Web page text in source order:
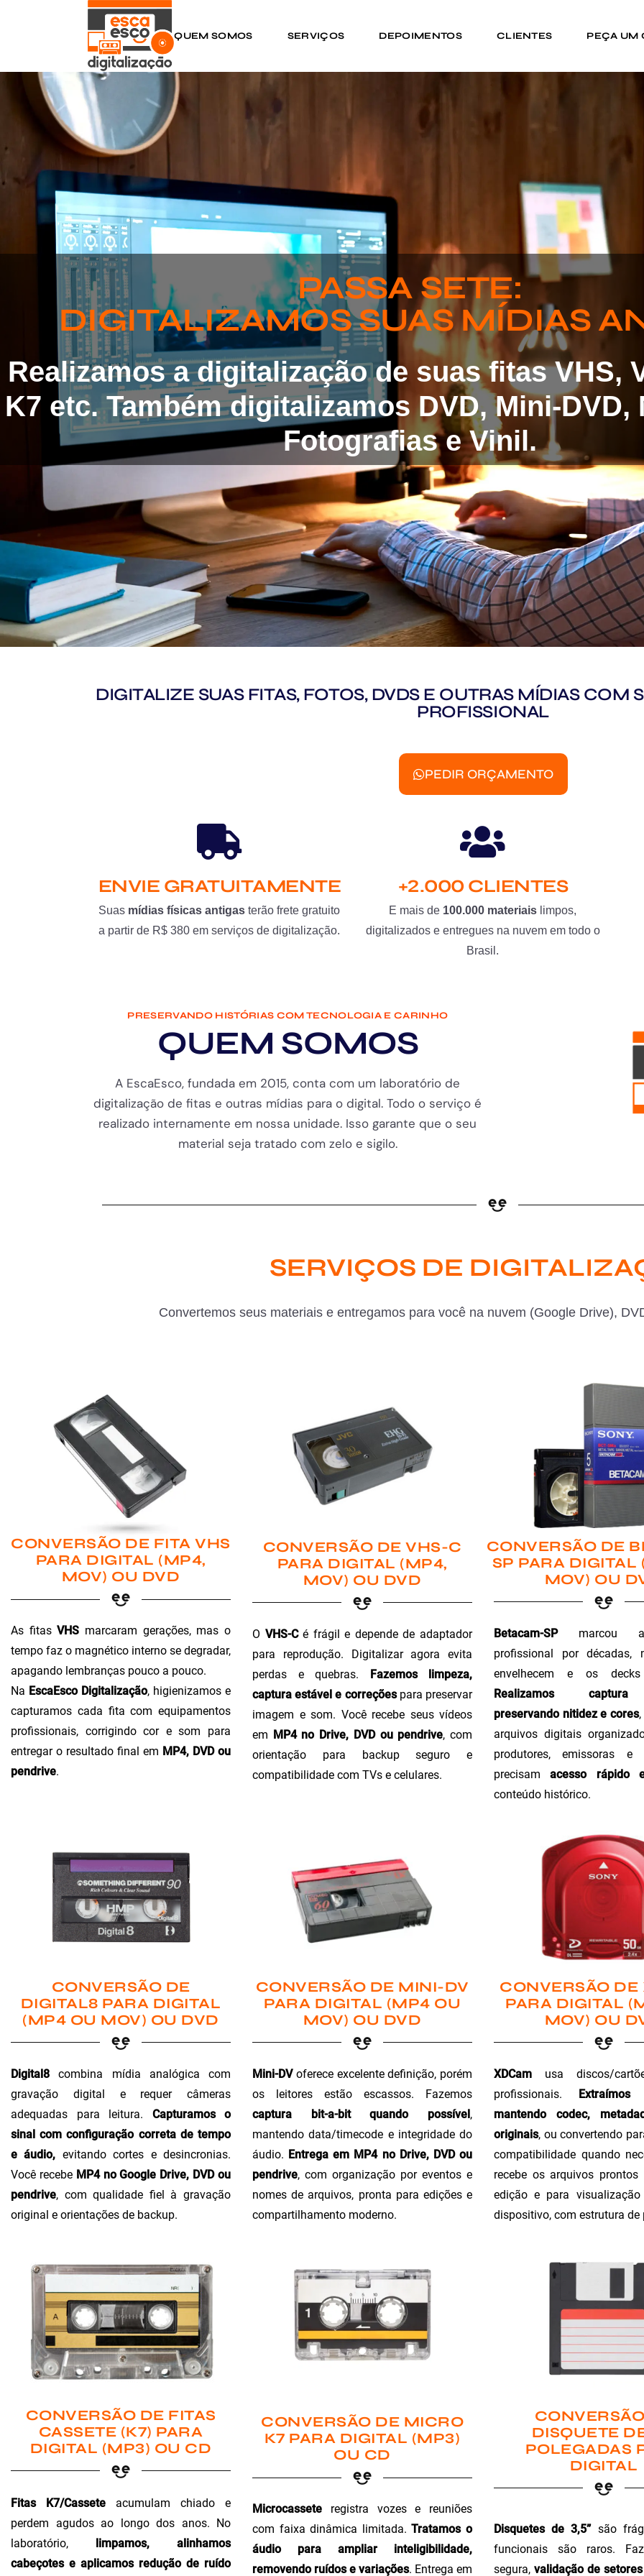
QUEM SOMOS SERVIÇOS DEPOIMENTOS CLIENTES PEÇA UM
PASSA SETE:
DIGITALIZAMOS SUAS MÍDIAS
Realizamos a digitalização de suas fitas VHS,
K7 etc. Também digitalizamos DVD, Mini-DVD,
Fotografias e Vinil.
DIGITALIZE SUAS FITAS, FOTOS, DVDS E OUTRAS MÍDIAS COM
PROFISSIONAL
PEDIR ORÇAMENTO
ENVIE GRATUITAMENTE
Suas mídias físicas antigas terão frete gratuito
a partir de R$ 380 em serviços de digitalização.
+2.000 CLIENTES
E mais de 100.000 materiais limpos,
digitalizados e entregues na nuvem em todo o
Brasil.
PRESERVANDO HISTÓRIAS COM TECNOLOGIA E CARINHO
QUEM SOMOS
A EscaEsco, fundada em 2015, conta com um laboratório de
digitalização de fitas e outras mídias para o digital. Todo o serviço é
realizado internamente em nossa unidade. Isso garante que o seu
material seja tratado com zelo e sigilo.
SERVIÇOS DE
Convertemos seus materiais e entregamos para você na nuvem (Google Drive),
CONVERSÃO DE FITA VHS
PARA DIGITAL (MP4,
MOV) OU DVD
As fitasVHS marcaram gerações, mas o
tempo faz o magnético interno se degradar,
apagando lembranças pouco a pouco.
Na EscaEsco Digitalização, higienizamos e
capturamos cada fita com equipamentos
profissionais, corrigindo cor e som para
entregar o resultado final em MP4, DVD ou
pendrive.
CONVERSÃO DE VHS-C
PARA DIGITAL (MP4,
MOV) OU DVD
O VHS-Cé frágil e depende de adaptador
para reprodução. Digitalizar agora evita
perdas e quebras. Fazemos limpeza,
captura estável e correçõespara preservar
imagem e som. Você recebe seus vídeos
em MP4 no Drive, DVD ou pendrive, com
orientação para backup seguro e
compatibilidade com TVs e celulares.
CONVERSÃO DE
SP PARA DIGITAL
MOV) OU
Betacam-SPmarcou a
profissional por
envelhecem e os
Realizamos captura
preservando nitidez e cores
arquivos digitais
produtores, emissoras e
precisamacesso rápido
conteúdo histórico.
CONVERSÃO DE
DIGITAL8 PARA DIGITAL
(MP4 OU MOV) OU DVD
Digital8 combina mídia analógica com
gravação digital e requer câmeras
adequadas para leitura. Capturamos o
sinal com configuração correta de tempo
e áudio, evitando cortes e desincronias.
Você recebe MP4 no Google Drive, DVD ou
pendrive, com qualidade fiel à gravação
original e orientações de backup.
CONVERSÃO DE MINI-DV
PARA DIGITAL (MP4 OU
MOV) OU DVD
Mini-DVoferece excelente definição, porém
os leitores estão escassos. Fazemos
captura bit-a-bit quando possível,
mantendo data/timecode e integridade do
áudio. Entrega em MP4 no Drive, DVD ou
pendrive, com organização por eventos e
nomes de arquivos, pronta para edições e
compartilhamento moderno.
CONVERSÃO
PARA DIGITAL
MOV) OU
XDCam usa discos/
profissionais.
mantendo codec,
originais, ou convertendo
compatibilidade quando
recebe os arquivos
edição e para
dispositivo, com estrutura
CONVERSÃO DE FITAS
CASSETE (K7) PARA
DIGITAL (MP3) OU CD
Fitas K7/Cassete acumulam chiado e
perdem agudos ao longo dos anos. No
laboratório, limpamos, alinhamos
cabeçotes e aplicamos redução de ruído
CONVERSÃO DE MICRO
K7 PARA DIGITAL (MP3)
OU CD
Microcassete registra vozes e reuniões
com faixa dinâmica limitada.Tratamos o
áudio para ampliar inteligibilidade,
removendo ruídos e variações. Entrega em
DISQUETE
POLEGADAS
DIGITAL
Disquetes de 3,5”são
funcionais são raros.
segura, validação de